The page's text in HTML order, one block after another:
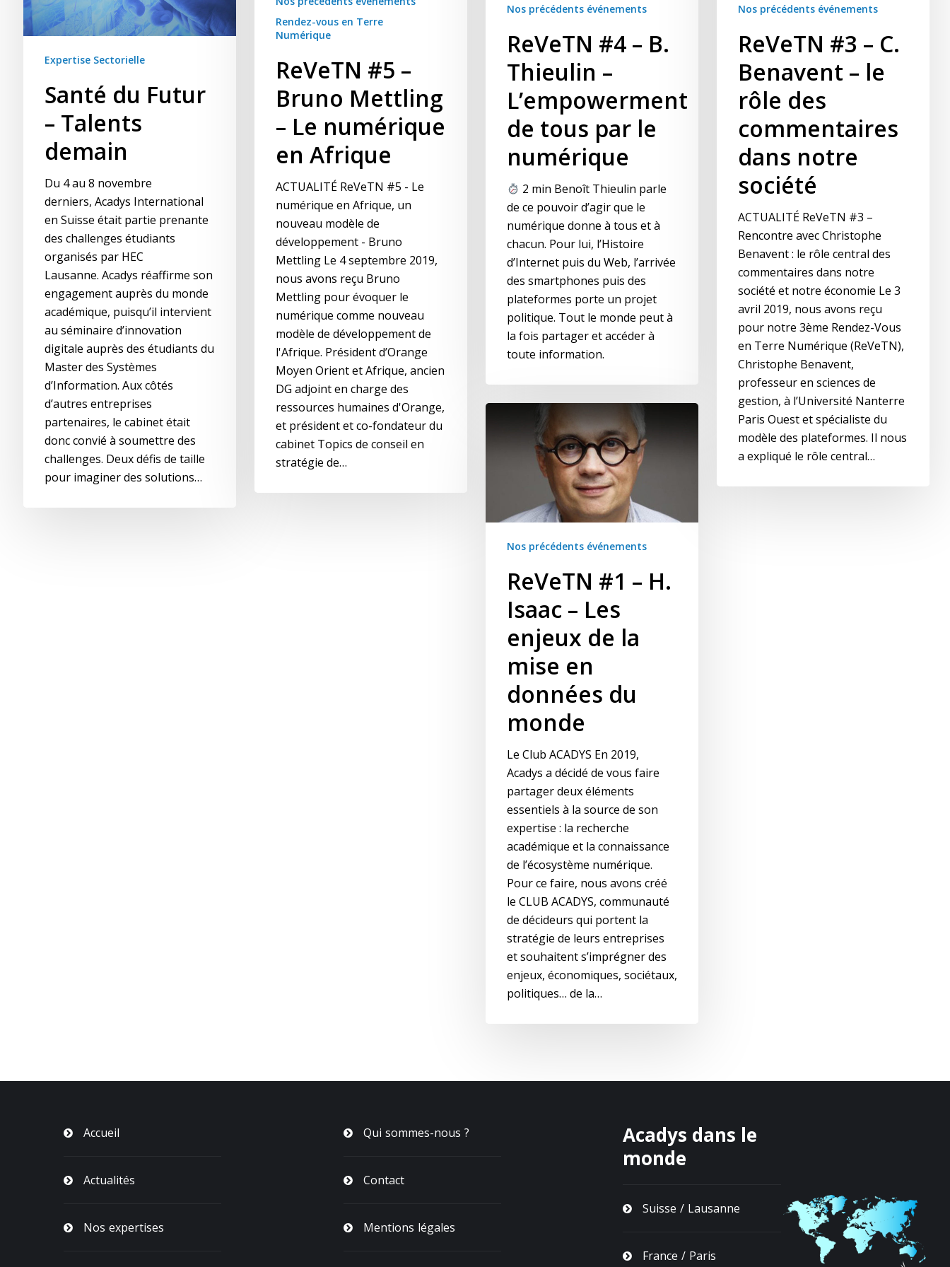
Hit enter to search or ESC to close
Expertise Sectorielle
Santé du Futur
– Talents
demain
Du 4 au 8 novembre
derniers, Acadys International
en Suisse était partie prenante
des challenges étudiants
organisés par HEC
Lausanne. Acadys réaffirme son
engagement auprès du monde
académique, puisqu’il intervient
au séminaire d’innovation
digitale auprès des étudiants du
Master des Systèmes
d’Information. Aux côtés
d’autres entreprises
partenaires, le cabinet était
donc convié à soumettre des
challenges. Deux défis de taille
pour imaginer des solutions…
Rendez-vous en Terre
Numérique
ReVeTN #5 –
Bruno Mettling
– Le numérique
en Afrique
ACTUALITÉ ReVeTN #5 - Le
numérique en Afrique, un
nouveau modèle de
développement - Bruno
Mettling Le 4 septembre 2019,
nous avons reçu Bruno
Mettling pour évoquer le
numérique comme nouveau
modèle de développement de
l'Afrique. Président d’Orange
Moyen Orient et Afrique, ancien
DG adjoint en charge des
ressources humaines d'Orange,
et président et co-fondateur du
cabinet Topics de conseil en
stratégie de…
Nos précédents événements
ReVeTN #4 – B.
Thieulin –
L’empowerment
de tous par le
numérique
2 min Benoît Thieulin parle
de ce pouvoir d’agir que le
numérique donne à tous et à
chacun. Pour lui, l’Histoire
d’Internet puis du Web, l’arrivée
des smartphones puis des
plateformes porte un projet
politique. Tout le monde peut à
la fois partager et accéder à
toute information.
Nos précédents événements
ReVeTN #3 – C.
Benavent – le
rôle des
commentaires
dans notre
société
ACTUALITÉ ReVeTN #3 –
Rencontre avec Christophe
Benavent : le rôle central des
commentaires dans notre
société et notre économie Le 3
avril 2019, nous avons reçu
pour notre 3ème Rendez-Vous
en Terre Numérique (ReVeTN),
Christophe Benavent,
professeur en sciences de
gestion, à l’Université Nanterre
Paris Ouest et spécialiste du
modèle des plateformes. Il nous
a expliqué le rôle central…
Nos précédents événements
ReVeTN #1 – H.
Isaac – Les
enjeux de la
mise en
données du
monde
Le Club ACADYS En 2019,
Acadys a décidé de vous faire
partager deux éléments
essentiels à la source de son
expertise : la recherche
académique et la connaissance
de l’écosystème numérique.
Pour ce faire, nous avons créé
le CLUB ACADYS, communauté
de décideurs qui portent la
stratégie de leurs entreprises
et souhaitent s’imprégner des
enjeux, économiques, sociétaux,
politiques… de la…
Accueil
Actualités
Nos expertises
Qui sommes-nous ?
Contact
Mentions légales
Acadys dans le
monde
Suisse / Lausanne
France / Paris